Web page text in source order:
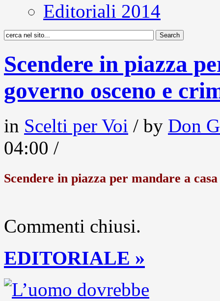
Editoriali 2014
Scendere in piazza
governo osceno e
in Scelti per Voi / by Don
04:00 /
Scendere in piazza per mandare a
Commenti chiusi.
EDITORIALE »